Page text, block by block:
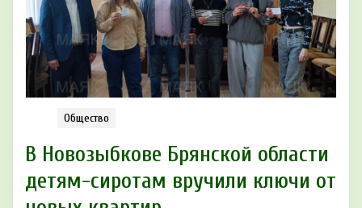
Общество
В Новозыбкове Брянской области
детям-сиротам вручили ключи от